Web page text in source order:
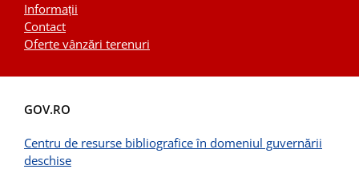
Informații
Contact
Oferte vânzări terenuri
GOV.RO
Centru de resurse bibliografice în domeniul guvernării
deschise